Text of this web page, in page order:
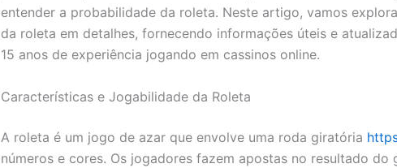
entender a probabilidade da roleta. Neste artigo, vamos
da roleta em detalhes, fornecendo informações úteis e
15 anos de experiência jogando em cassinos online.
Características e Jogabilidade da Roleta
A roleta é um jogo de azar que envolve uma roda giratória
números e cores. Os jogadores fazem apostas no resultado do